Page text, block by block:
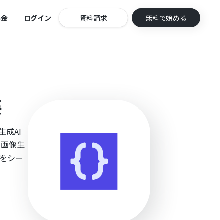
ログイン 資料請求 無料で始める
成AI
像生
シー